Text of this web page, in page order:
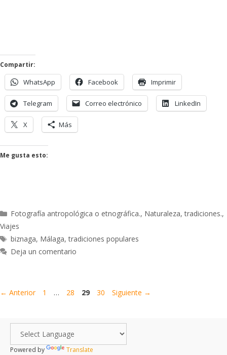
Compartir:
WhatsApp Facebook Imprimir
Telegram Correo electrónico LinkedIn
X Más
Me gusta esto:
Fotografía antropológica o etnográfica., Naturaleza,tradiciones.,
Viajes
biznaga, Málaga,tradiciones populares
Deja un comentario
← Anterior 1 … 28 29 30 Siguiente →
Powered by Translate